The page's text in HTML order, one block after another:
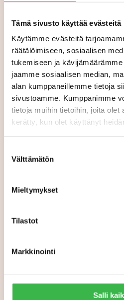
Tämä sivusto käyttää evästeitä
Käytämme evästeitä
räätälöimiseen, sosiaalisen
tukemiseen ja
jaamme sosiaalisen median,
alan kumppaneillemme tietoja
sivustoamme. Kumppanimme
tietoja muihin tietoihin, joita olet
kerätty, kun olet käyttänyt
valinta
Välttämätön
Mieltymykset
Tilastot
Markkinointi
Salli
kasvuun?
perusteella